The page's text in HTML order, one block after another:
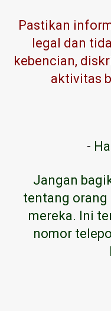
Pastikan
legal dan
kebencian,
aktivitas
-
Jangan
tentang orang
mereka. Ini
nomor